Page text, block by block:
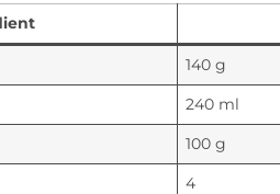
140 g
240 ml
100 g
4